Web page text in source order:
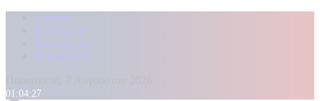
Αρχική
Kontra Live
Καταγγελίες
Επικοινωνία
01:04:28